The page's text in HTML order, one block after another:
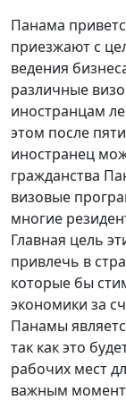
Панама
приезжают с
ведения
различные
иностранцам
этом после
иностранец
гражданства
визовые
многие
Главная цель
привлечь в
которые бы
экономики за
Панамы
так как это
рабочих мест
важным